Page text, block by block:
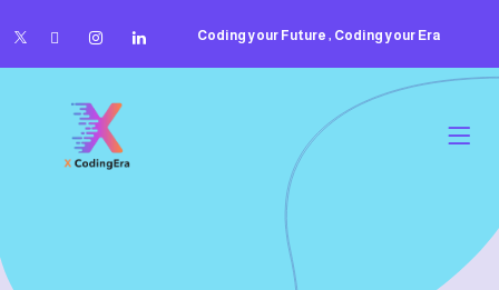
Coding your Future , Coding your Era